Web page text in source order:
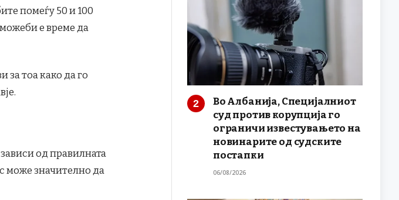
помеѓу 50 и 100
е време да
за тоа како да го
од правилната
може значително да
Во Албанија, Специјалниот
суд против корупција го
ограничи известувањето на
новинарите од судските
постапки
06/08/2026